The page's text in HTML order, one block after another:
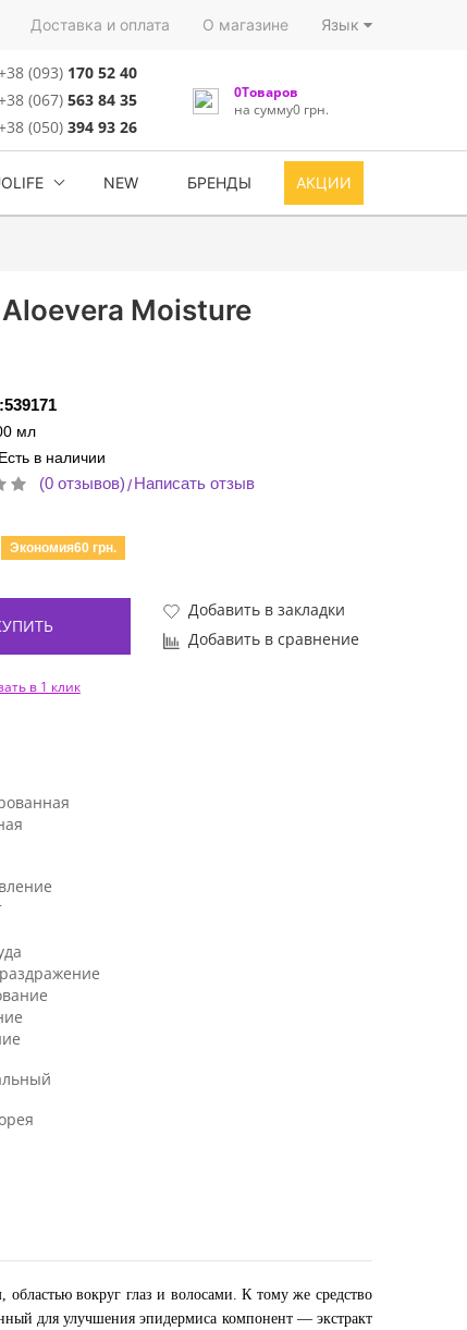
Доставка и оплата О магазине Язык
(093) 170 52 40
(067) 563 84 35
(050)394 93 26
0Товаров
на сумму0 грн.
NEW БРЕНДЫ АКЦИИ
Moisture
мл
в наличии
(0 отзывов)/Написать отзыв
Экономия60 грн.
Добавить в закладки
Добавить в сравнение
в 1 клик
вокруг глаз и волосами. К тому же средство
для улучшения эпидермиса компонент — экстракт